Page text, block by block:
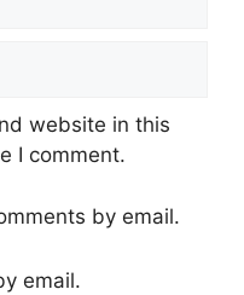
website in this
I comment.
by email.
email.